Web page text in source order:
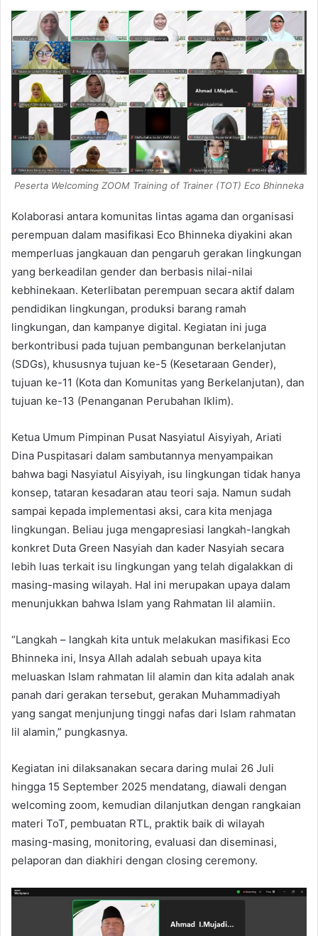
Peserta Welcoming ZOOM Training of Trainer (TOT) Eco Bhinneka
Kolaborasi antara komunitas lintas agama dan organisasi
perempuan dalam masifikasi Eco Bhinneka diyakini akan
memperluas jangkauan dan pengaruh gerakan lingkungan
yang berkeadilan gender dan berbasis nilai-nilai
kebhinekaan. Keterlibatan perempuan secara aktif dalam
pendidikan lingkungan, produksi barang ramah
lingkungan, dan kampanye digital. Kegiatan ini juga
berkontribusi pada tujuan pembangunan berkelanjutan
(SDGs), khususnya tujuan ke-5 (Kesetaraan Gender),
tujuan ke-11 (Kota dan Komunitas yang Berkelanjutan), dan
tujuan ke-13 (Penanganan Perubahan Iklim).
Ketua Umum Pimpinan Pusat Nasyiatul Aisyiyah, Ariati
Dina Puspitasari dalam sambutannya menyampaikan
bahwa bagi Nasyiatul Aisyiyah, isu lingkungan tidak hanya
konsep, tataran kesadaran atau teori saja. Namun sudah
sampai kepada implementasi aksi, cara kita menjaga
lingkungan. Beliau juga mengapresiasi langkah-langkah
konkret Duta Green Nasyiah dan kader Nasyiah secara
lebih luas terkait isu lingkungan yang telah digalakkan di
masing-masing wilayah. Hal ini merupakan upaya dalam
menunjukkan bahwa Islam yang Rahmatan lil alamiin.
“Langkah – langkah kita untuk melakukan masifikasi Eco
Bhinneka ini, Insya Allah adalah sebuah upaya kita
meluaskan Islam rahmatan lil alamin dan kita adalah anak
panah dari gerakan tersebut, gerakan Muhammadiyah
yang sangat menjunjung tinggi nafas dari Islam rahmatan
lil alamin,” pungkasnya.
Kegiatan ini dilaksanakan secara daring mulai 26 Juli
hingga 15 September 2025 mendatang, diawali dengan
welcoming zoom, kemudian dilanjutkan dengan rangkaian
materi ToT, pembuatan RTL, praktik baik di wilayah
masing-masing, monitoring, evaluasi dan diseminasi,
pelaporan dan diakhiri dengan closing ceremony.